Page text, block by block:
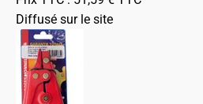
Diffusé sur le site